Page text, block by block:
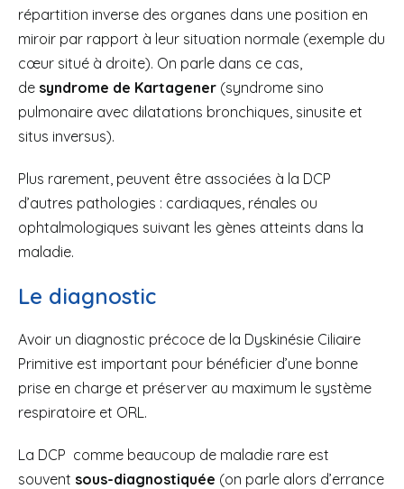
répartition inverse des organes dans une position en
miroir par rapport à leur situation normale (exemple du
cœur situé à droite). On parle dans ce cas,
de syndrome de Kartagener (syndrome sino
pulmonaire avec dilatations bronchiques, sinusite et
situs inversus).
Plus rarement, peuvent être associées à la DCP
d’autres pathologies : cardiaques, rénales ou
ophtalmologiques suivant les gènes atteints dans la
maladie.
Le diagnostic
Avoir un diagnostic précoce de la Dyskinésie Ciliaire
Primitive est important pour bénéficier d’une bonne
prise en charge et préserver au maximum le système
respiratoire et ORL.
La DCP comme beaucoup de maladie rare est
souvent sous-diagnostiquée (on parle alors d’errance